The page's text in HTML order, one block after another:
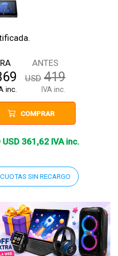
ANTES
USD 419
IVA inc.
inc.
COMPRAR
USD 361 ,62IVA inc.
SIN RECARGO